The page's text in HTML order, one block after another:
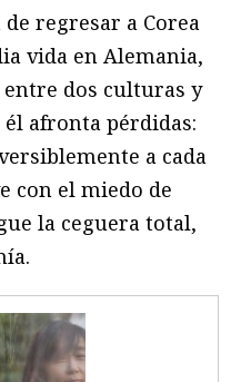
regresar a Corea
vida en Alemania,
dos culturas y
afronta pérdidas:
a cada
con el miedo de
la ceguera total,